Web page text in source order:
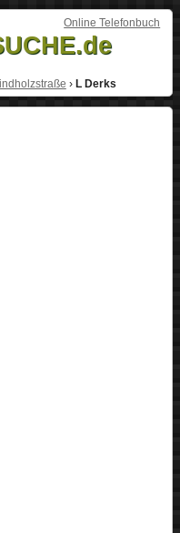
Online Telefonbuch
› L Derks